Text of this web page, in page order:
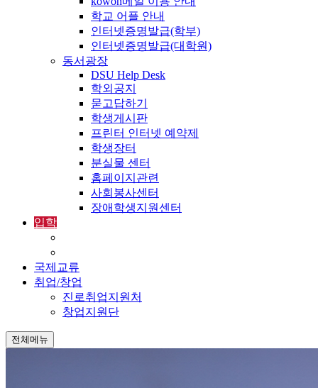
학교 어플 안내
인터넷증명발급(학부)
인터넷증명발급(대학원)
동서광장
DSU Help Desk
학외공지
묻고답하기
학생게시판
프린터 인터넷 예약제
학생장터
분실물 센터
홈페이지관련
사회봉사센터
장애학생지원센터
입학
국제교류
취업/창업
진로취업지원처
창업지원단
전체메뉴